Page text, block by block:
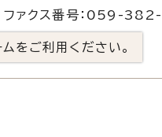
ァクス番号：059-
をご利用ください。